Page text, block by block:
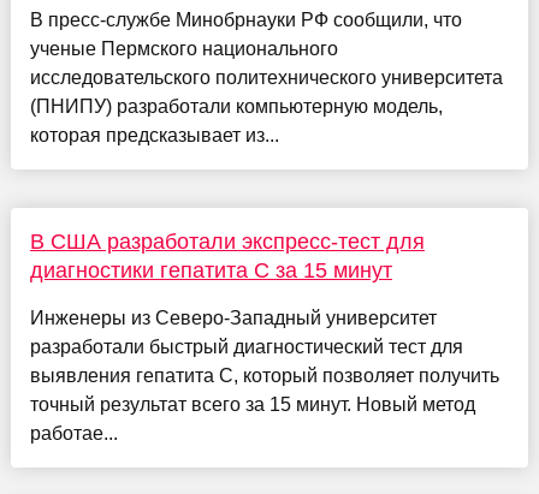
В пресс-службе Минобрнауки РФ сообщили, что
ученые Пермского национального
исследовательского политехнического университета
(ПНИПУ) разработали компьютерную модель,
которая предсказывает из...
В США разработали экспресс-тест для
диагностики гепатита C за 15 минут
Инженеры из Северо-Западный университет
разработали быстрый диагностический тест для
выявления гепатита C, который позволяет получить
точный результат всего за 15 минут. Новый метод
работае...